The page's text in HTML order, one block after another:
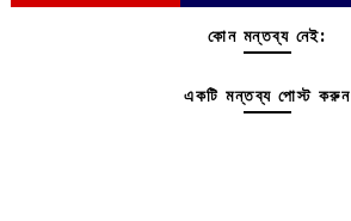
কোন মন্তব্য নেই:
একটি মন্তব্য পোস্ট করুন